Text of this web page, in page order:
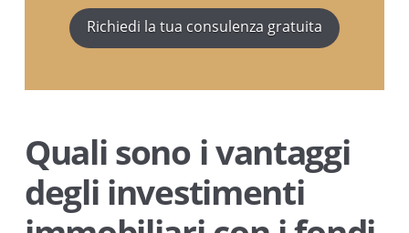
Richiedi la tua consulenza gratuita
Quali sono i vantaggi
degli investimenti